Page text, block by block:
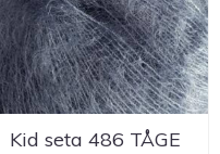
Kid seta 486 TÅGE